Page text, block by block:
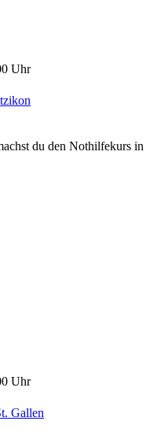
Uhr
du den Nothilfekurs in
Uhr
Gallen